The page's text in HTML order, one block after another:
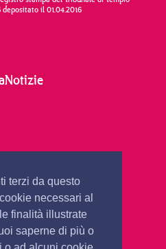
terzi da questo
necessari al
finalità illustrate
saperne di più o
depositato il 01.04.2016